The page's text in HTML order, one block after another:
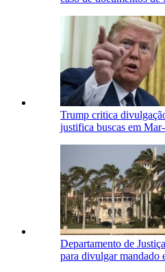
Trump critica
justifica buscas em
Departamento de
para divulgar mandado